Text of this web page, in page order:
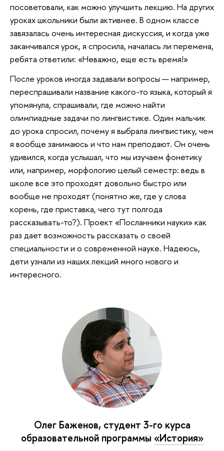
посоветовали, как можно улучшить лекцию. На других
уроках школьники были активнее. В одном классе
завязалась очень интересная дискуссия, и когда уже
заканчивался урок, я спросила, началась ли перемена,
ребята ответили: «Неважно, еще есть время!»
После уроков иногда задавали вопросы — например,
переспрашивали название какого-то языка, который я
упомянула, спрашивали, где можно найти
олимпиадные задачи по лингвистике. Один мальчик
до урока спросил, почему я выбрала лингвистику, чем
я вообще занимаюсь и что нам преподают. Он очень
удивился, когда услышал, что мы изучаем фонетику
или, например, морфологию целый семестр: ведь в
школе все это проходят довольно быстро или
вообще не проходят (понятно же, где у слова
корень, где приставка, чего тут полгода
рассказывать-то?). Проект «Посланники науки» как
раз дает возможность рассказать о своей
специальности и о современной науке. Надеюсь,
дети узнали из наших лекций много нового и
интересного.
Олег Баженов, студент 3-го курса
образовательной программы «История»